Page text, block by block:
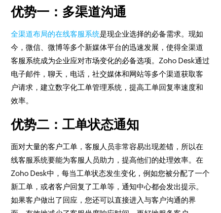
优势一：多渠道沟通
全渠道布局的在线客服系统是现企业选择的必备需求。现如
今，微信、微博等多个新媒体平台的迅速发展，使得全渠道
客服系统成为企业应对市场变化的必备选项。Zoho Desk通过
电子邮件，聊天，电话，社交媒体和网站等多个渠道获取客
户请求，建立数字化工单管理系统，提高工单回复率速度和
效率。
优势二：工单状态通知
面对大量的客户工单，客服人员非常容易出现差错，所以在
线客服系统要能为客服人员助力，提高他们的处理效率。在
Zoho Desk中，每当工单状态发生变化，例如您被分配了一个
新工单，或者客户回复了工单等，通知中心都会发出提示。
如果客户做出了回应，您还可以直接进入与客户沟通的界